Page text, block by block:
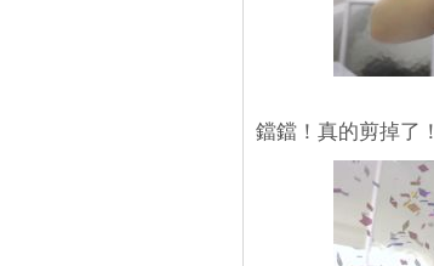
鐺鐺！真的剪掉了！